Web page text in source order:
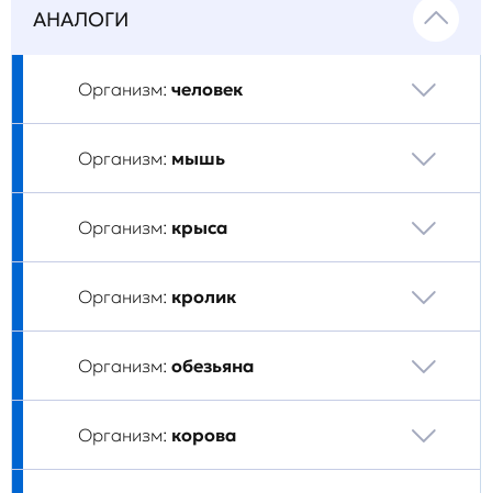
АНАЛОГИ
Организм: человек
Организм: мышь
Организм: крыса
Организм: кролик
Организм: обезьяна
Организм: корова